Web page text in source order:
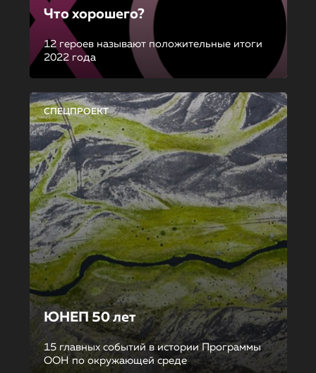
Что хорошего?
12 героев называют положительные итоги
2022 года
СПЕЦПРОЕКТ
ЮНЕП 50 лет
15 главных событий в истории Программы
ООН по окружающей среде